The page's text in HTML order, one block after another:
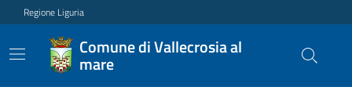
Regione Liguria
Comune di Vallecrosia al
mare